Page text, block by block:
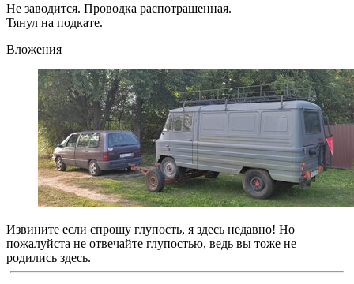
Не заводится. Проводка распотрашенная.
Тянул на подкате.
Вложения
Извините если спрошу глупость, я здесь недавно! Но
пожалуйста не отвечайте глупостью, ведь вы тоже не
родились здесь.